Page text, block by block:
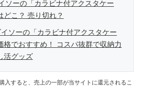
ソーの「カラビナ付アクスタケー
どこ？ 売り切れ？
ソーの「カラビナ付アクスタケー
格でおすすめ！ コスパ抜群で収納力
活グッズ
入すると、売上の一部が当サイトに還元されるこ